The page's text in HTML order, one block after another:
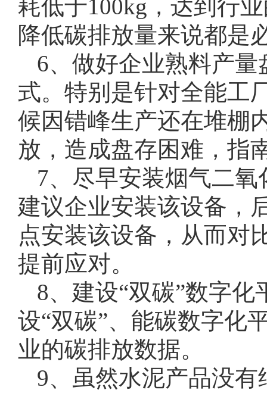
耗低于100kg，达到行
降低碳排放量来说都是
6、做好企业熟料产
式。特别是针对全能工
候因错峰生产还在堆棚
放，造成盘存困难，指
7、尽早安装烟气二
建议企业安装该设备，
点安装该设备，从而对
提前应对。
8、建设“双碳”数字
设“双碳”、能碳数字化
业的碳排放数据。
9、虽然水泥产品没